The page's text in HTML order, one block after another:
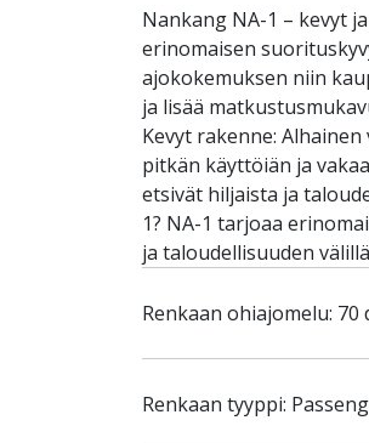
Nankang NA-1 – kevyt
erinomaisen
ajokokemuksen niin
ja lisää
Kevyt rakenne:
pitkän käyttöiän ja
etsivät hiljaista ja
1? NA-1 tarjoaa
ja taloudellisuuden
Renkaan ohiajomelu: 70
Renkaan tyyppi: